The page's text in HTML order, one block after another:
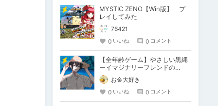
MYSTIC ZENO【Win版】 プ
レイしてみた
76421
0 いいね 0 コメント
【全年齢ゲーム】やさしい黒縄
ーイマジナリーフレンドの
「彼」と過ごすおぼんやすみー
お金大好き
0 いいね 0 コメント